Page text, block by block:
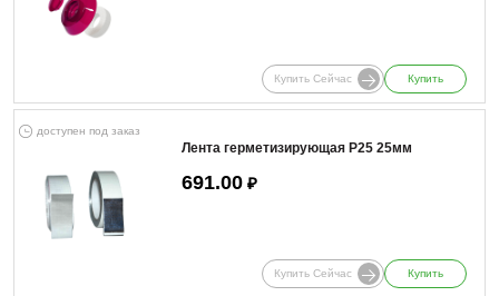
Купить Сейчас Купить
доступен под заказ
Лента герметизирующая Р25 25мм
691.00 ₽
Купить Сейчас Купить